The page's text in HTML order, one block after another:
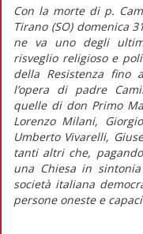
Con la morte di p.
Tirano (SO) domenica
ne va uno degli
risveglio religioso e
della Resistenza fino
l’opera di padre
quelle di don Primo
Lorenzo Milani,
Umberto Vivarelli,
tanti altri che,
una Chiesa in
società italiana
persone oneste e